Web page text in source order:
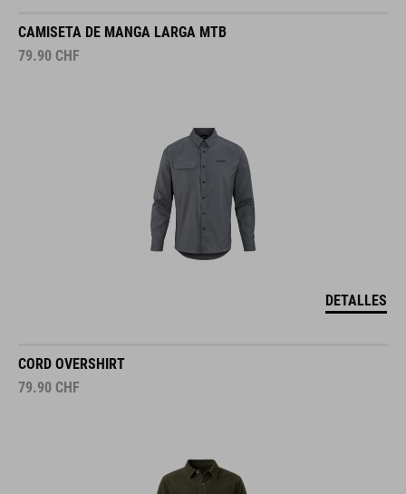
CAMISETA DE MANGA LARGA MTB
79.90 CHF
DETALLES
CORD OVERSHIRT
79.90 CHF